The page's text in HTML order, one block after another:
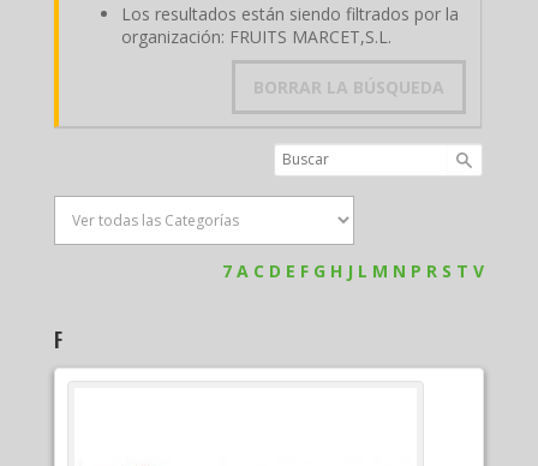
Los resultados están siendo filtrados por la
organización: FRUITS MARCET,S.L.
BORRAR LA BÚSQUEDA
7 A C D E F G H J L M N P R S T V
F